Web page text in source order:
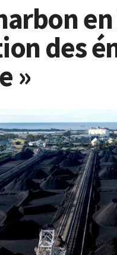
des
»